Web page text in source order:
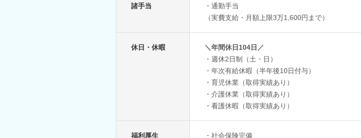
諸手当
・通勤手当
（実費支給・月額上限3万1,600円まで）
休日・休暇
＼年間休日104日／
・週休2日制（土・日）
・年次有給休暇（半年後10日付与）
・育児休業（取得実績あり）
・介護休業（取得実績あり）
・看護休暇（取得実績あり）
福利厚生 ・社会保険完備